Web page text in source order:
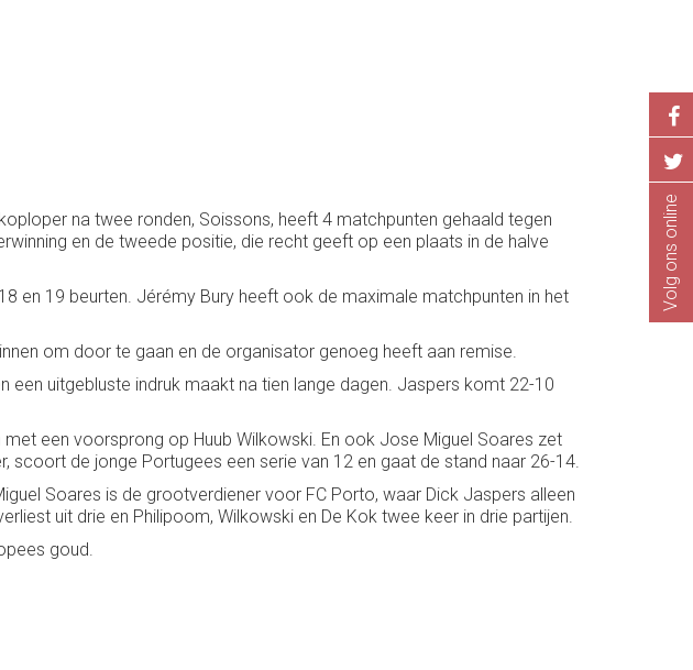
na twee ronden, Soissons, heeft 4 matchpunten gehaald tegen
en de tweede positie, die recht geeft op een plaats in de halve
en 19 beurten. Jérémy Bury heeft ook de maximale matchpunten in het
om door te gaan en de organisator genoeg heeft aan remise.
uitgebluste indruk maakt na tien lange dagen. Jaspers komt 22-10
een voorsprong op Huub Wilkowski. En ook Jose Miguel Soares zet
scoort de jonge Portugees een serie van 12 en gaat de stand naar 26-14.
Soares is de grootverdiener voor FC Porto, waar Dick Jaspers alleen
uit drie en Philipoom, Wilkowski en De Kok twee keer in drie partijen.
goud.
Volg ons online